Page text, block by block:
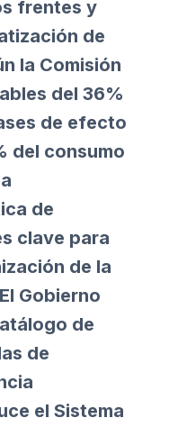
frentes y
de
la Comisión
del 36%
de efecto
del consumo
de
clave para
de la
Gobierno
de
de
el Sistema